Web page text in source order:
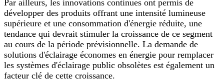
Par ailleurs, les innovations continues ont permis de
développer des produits offrant une intensité lumineuse
supérieure et une consommation d'énergie réduite, une
tendance qui devrait stimuler la croissance de ce segment
au cours de la période prévisionnelle. La demande de
solutions d'éclairage économes en énergie pour remplacer
les systèmes d'éclairage public obsolètes est également un
facteur clé de cette croissance.